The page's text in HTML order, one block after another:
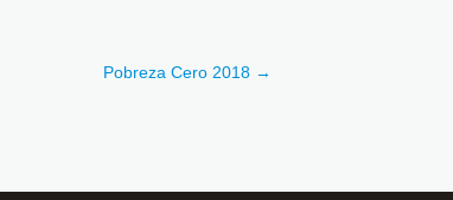
Pobreza Cero 2018 →